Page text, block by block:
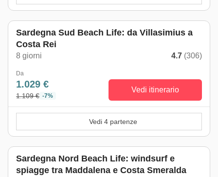
Sardegna Sud Beach Life: da Villasimius a
Costa Rei
8 giorni 4.7 (306)
Da
1.029 €
1.109 € -7%
Vedi itinerario
Vedi 4 partenze
Sardegna Nord Beach Life: windsurf e
spiagge tra Maddalena e Costa Smeralda